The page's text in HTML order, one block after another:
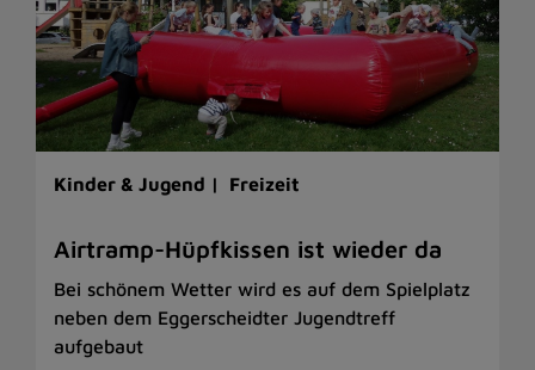
Kinder & Jugend | Freizeit
Airtramp-Hüpfkissen ist wieder da
Bei schönem Wetter wird es auf dem Spielplatz
neben dem Eggerscheidter Jugendtreff
aufgebaut